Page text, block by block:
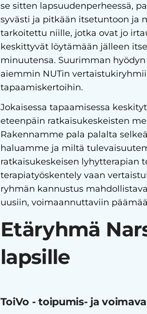
se sitten lapsuudenperheessä,
syvästi ja pitkään itsetuntoon ja
tarkoitettu niille, jotka ovat jo
keskittyvät löytämään jälleen
minuutensa. Suurimman
aiemmin NUTin
tapaamiskertoihin.
Jokaisessa tapaamisessa
eteenpäin ratkaisukeskeisten
Rakennamme pala palalta
haluamme ja miltä
ratkaisukeskeisen lyhytterapian
terapiatyöskentely vaan
ryhmän kannustus
uusiin, voimaannuttaviin
Etäryhmä
lapsille
ToiVo - toipumis- ja